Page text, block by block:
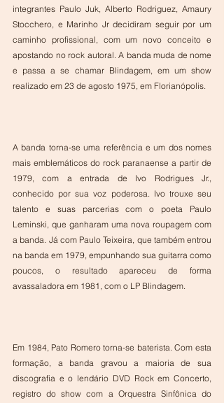
integrantes Paulo Juk, Alberto Rodriguez, Amaury
Stocchero, e Marinho Jr decidiram seguir por um
caminho profissional, com um novo conceito e
apostando no rock autoral. A banda muda de nome
e passa a se chamar Blindagem, em um show
realizado em 23 de agosto 1975, em Florianópolis.
A banda torna-se uma referência e um dos nomes
mais emblemáticos do rock paranaense a partir de
1979, com a entrada de Ivo Rodrigues Jr.,
conhecido por sua voz poderosa. Ivo trouxe seu
talento e suas parcerias com o poeta Paulo
Leminski, que ganharam uma nova roupagem com
a banda. Já com Paulo Teixeira, que também entrou
na banda em 1979, empunhando sua guitarra como
poucos, o resultado apareceu de forma
avassaladora em 1981, com o LP Blindagem.
Em 1984, Pato Romero torna-se baterista. Com esta
formação, a banda gravou a maioria de sua
discografia e o lendário DVD Rock em Concerto,
registro do show com a Orquestra Sinfônica do